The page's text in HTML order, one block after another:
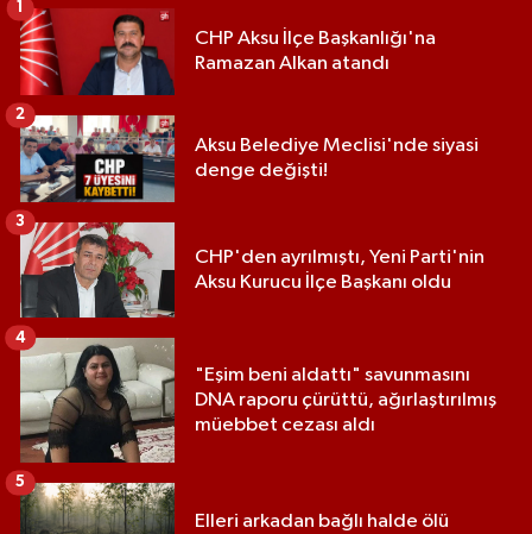
CHP Aksu İlçe Başkanlığı'na
Ramazan Alkan atandı
1
Aksu Belediye Meclisi'nde siyasi
denge değişti!
2
CHP'den ayrılmıştı, Yeni Parti'nin
Aksu Kurucu İlçe Başkanı oldu
3
"Eşim beni aldattı" savunmasını
DNA raporu çürüttü, ağırlaştırılmış
müebbet cezası aldı
4
Elleri arkadan bağlı halde ölü
5